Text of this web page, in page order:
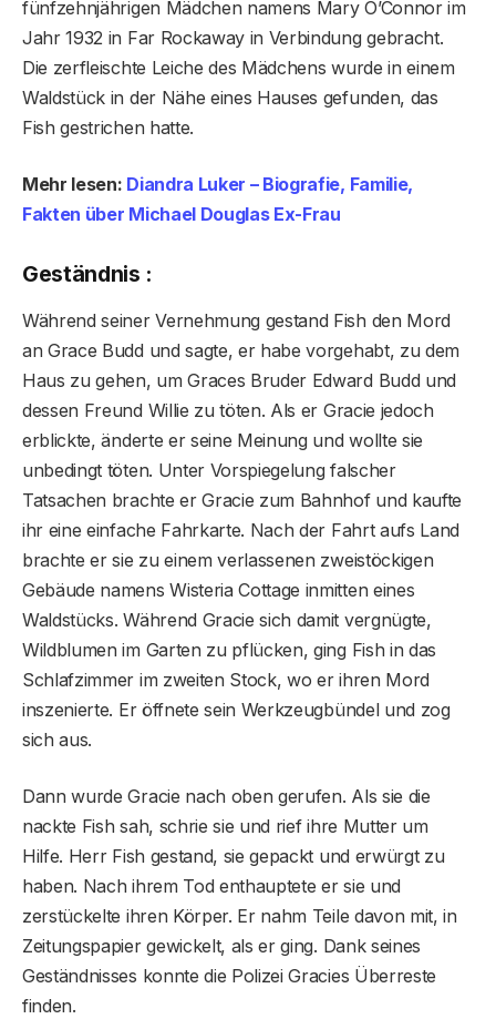
fünfzehnjährigen Mädchen namens Mary O’Connor im
Jahr 1932 in Far Rockaway in Verbindung gebracht.
Die zerfleischte Leiche des Mädchens wurde in einem
Waldstück in der Nähe eines Hauses gefunden, das
Fish gestrichen hatte.
Mehr lesen: Diandra Luker – Biografie, Familie,
Fakten über Michael Douglas Ex-Frau
Geständnis :
Während seiner Vernehmung gestand Fish den Mord
an Grace Budd und sagte, er habe vorgehabt, zu dem
Haus zu gehen, um Graces Bruder Edward Budd und
dessen Freund Willie zu töten. Als er Gracie jedoch
erblickte, änderte er seine Meinung und wollte sie
unbedingt töten. Unter Vorspiegelung falscher
Tatsachen brachte er Gracie zum Bahnhof und kaufte
ihr eine einfache Fahrkarte. Nach der Fahrt aufs Land
brachte er sie zu einem verlassenen zweistöckigen
Gebäude namens Wisteria Cottage inmitten eines
Waldstücks. Während Gracie sich damit vergnügte,
Wildblumen im Garten zu pflücken, ging Fish in das
Schlafzimmer im zweiten Stock, wo er ihren Mord
inszenierte. Er öffnete sein Werkzeugbündel und zog
sich aus.
Dann wurde Gracie nach oben gerufen. Als sie die
nackte Fish sah, schrie sie und rief ihre Mutter um
Hilfe. Herr Fish gestand, sie gepackt und erwürgt zu
haben. Nach ihrem Tod enthauptete er sie und
zerstückelte ihren Körper. Er nahm Teile davon mit, in
Zeitungspapier gewickelt, als er ging. Dank seines
Geständnisses konnte die Polizei Gracies Überreste
finden.